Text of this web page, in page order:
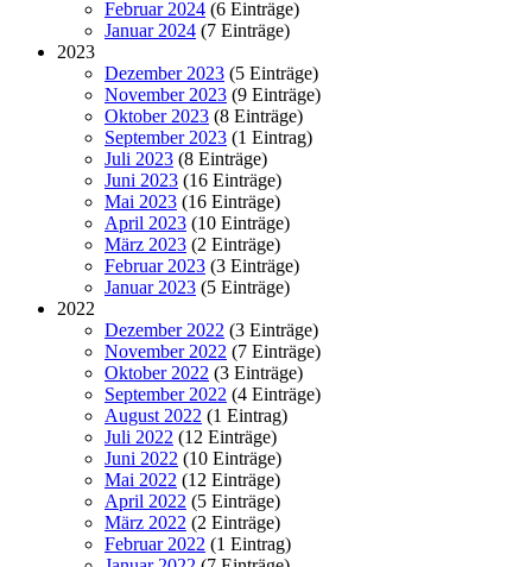
Februar 2024 (6 Einträge)
Januar 2024 (7 Einträge)
2023
Dezember 2023 (5 Einträge)
November 2023 (9 Einträge)
Oktober 2023 (8 Einträge)
September 2023 (1 Eintrag)
Juli 2023 (8 Einträge)
Juni 2023 (16 Einträge)
Mai 2023 (16 Einträge)
April 2023 (10 Einträge)
März 2023 (2 Einträge)
Februar 2023 (3 Einträge)
Januar 2023 (5 Einträge)
2022
Dezember 2022 (3 Einträge)
November 2022 (7 Einträge)
Oktober 2022 (3 Einträge)
September 2022 (4 Einträge)
August 2022 (1 Eintrag)
Juli 2022 (12 Einträge)
Juni 2022 (10 Einträge)
Mai 2022 (12 Einträge)
April 2022 (5 Einträge)
März 2022 (2 Einträge)
Februar 2022 (1 Eintrag)